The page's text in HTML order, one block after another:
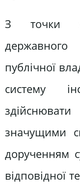
З точки
публічної
систему
значущими
дорученням
відповідної